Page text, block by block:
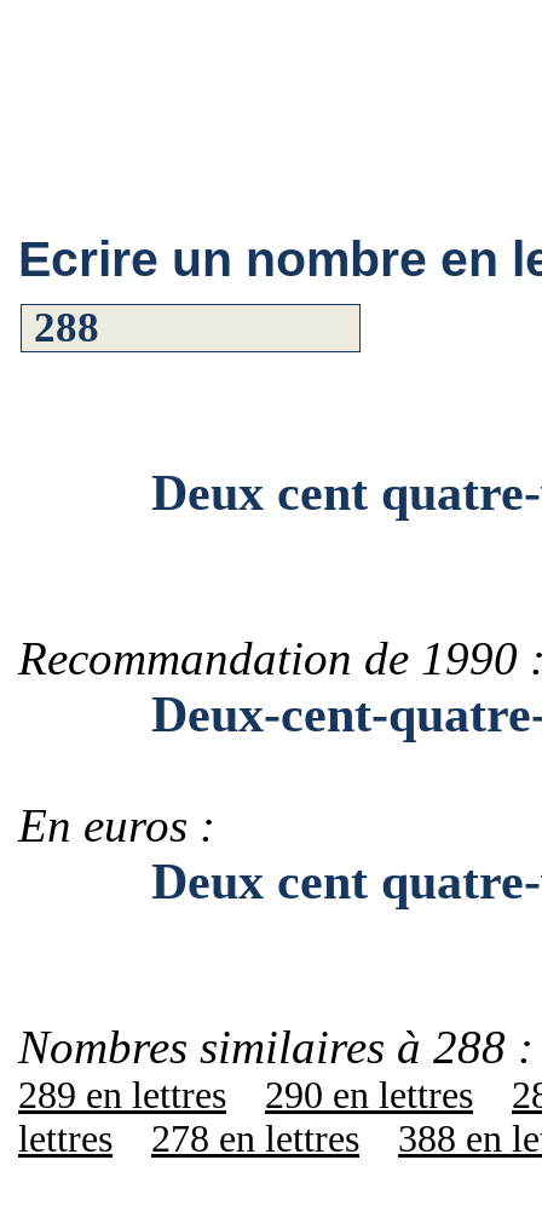
Ecrire un nombre en
Deux cent quatre-
Recommandation de 1990
Deux-cent-quatre-
En euros :
Deux cent quatre-
Nombres similaires à 288 :
289 en lettres 290 en lettres
lettres
278 en lettres 388 en